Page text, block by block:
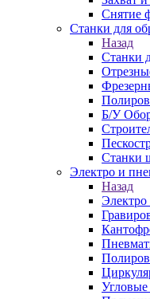
Снятие
Станки для
Назад
Станки
Б/У
Станки
Электро и
Назад